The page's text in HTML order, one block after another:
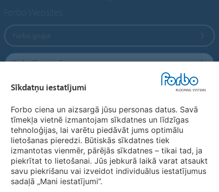
Forbo Flooring Systems
Forbo Movement Systems
Valstu mājas lapas
Izvēlēties valsti
Sīkdatņu iestatījumi
Forbo ciena un aizsargā jūsu personas datus. Savā
tīmekļa vietnē izmantojam sīkdatnes un līdzīgas
tehnoloģijas, lai varētu piedāvāt jums optimālu
lietošanas pieredzi. Būtiskās sīkdatnes tiek
izmantotas vienmēr, pārējās sīkdatnes – tikai tad, ja
piekrītat to lietošanai. Jūs jebkurā laikā varat atsaukt
savu piekrišanu vai izveidot individuālus iestatījumus
sadaļā „Mani iestatījumi”.